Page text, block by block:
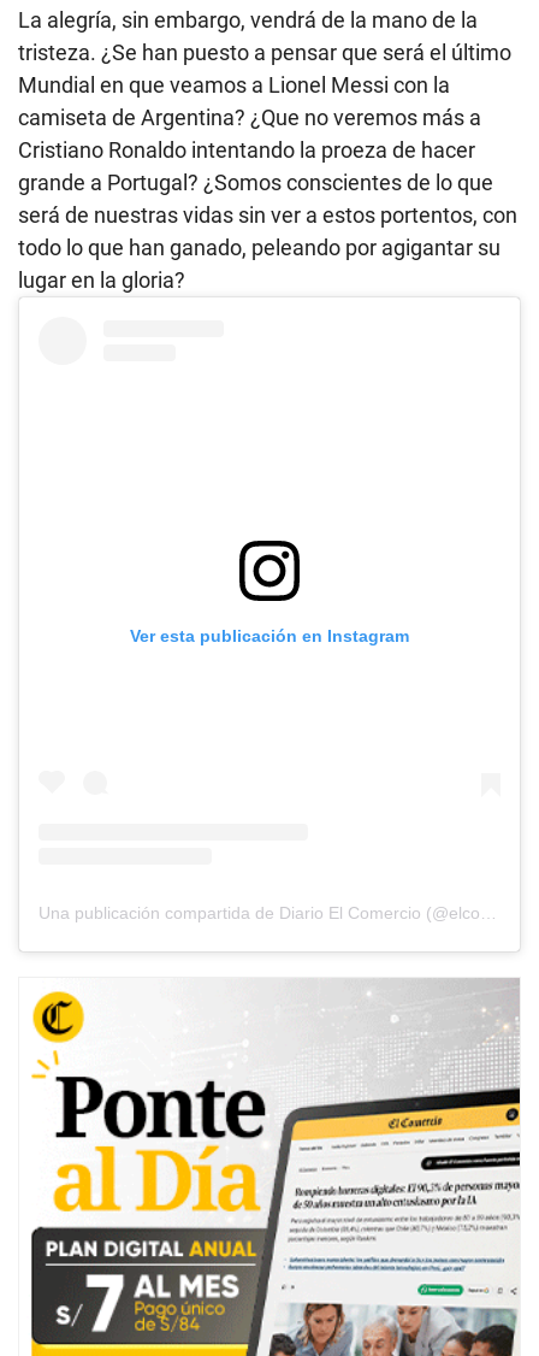
La alegría, sin embargo, vendrá de la mano de la
tristeza. ¿Se han puesto a pensar que será el último
Mundial en que veamos a Lionel Messi con la
camiseta de Argentina? ¿Que no veremos más a
Cristiano Ronaldo intentando la proeza de hacer
grande a Portugal? ¿Somos conscientes de lo que
será de nuestras vidas sin ver a estos portentos, con
todo lo que han ganado, peleando por agigantar su
lugar en la gloria?
Ver esta publicación en Instagram
Una publicación compartida de Diario El Comercio (@elcomercio)